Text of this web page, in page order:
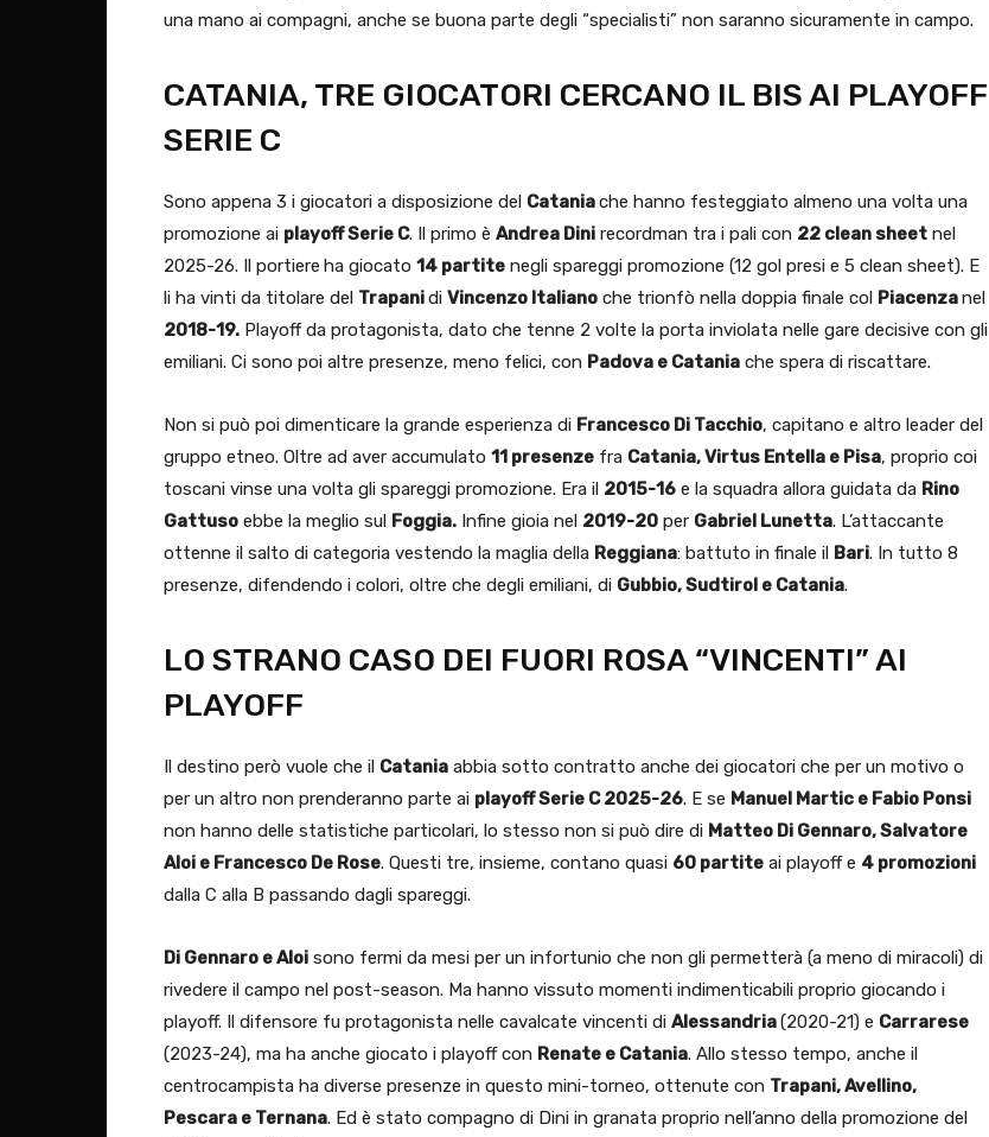
una mano ai compagni, anche se buona parte degli “specialisti” non saranno sicuramente in campo.
CATANIA, TRE GIOCATORI CERCANO IL BIS AI PLAYOFF
SERIE C
Sono appena 3 i giocatori a disposizione del Cataniache hanno festeggiato almeno una volta una
promozione ai playoff Serie C. Il primo è Andrea Dini recordman tra i pali con 22 clean sheet nel
2025-26. Il portiere ha giocato 14 partite negli spareggi promozione (12 gol presi e 5 clean sheet). E
li ha vinti da titolare del Trapanidi Vincenzo Italiano che trionfò nella doppia finale col Piacenzanel
2018-19. Playoff da protagonista, dato che tenne 2 volte la porta inviolata nelle gare decisive con gli
emiliani. Ci sono poi altre presenze, meno felici, con Padova e Catania che spera di riscattare.
Non si può poi dimenticare la grande esperienza di Francesco Di Tacchio, capitano e altro leader del
gruppo etneo. Oltre ad aver accumulato 11 presenze fra Catania, Virtus Entella e Pisa, proprio coi
toscani vinse una volta gli spareggi promozione. Era il 2015-16 e la squadra allora guidata da Rino
Gattuso ebbe la meglio sul Foggia. Infine gioia nel 2019-20 per Gabriel Lunetta. L’attaccante
ottenne il salto di categoria vestendo la maglia della Reggiana: battuto in finale il Bari. In tutto 8
presenze, difendendo i colori, oltre che degli emiliani, di Gubbio, Sudtirol e Catania.
LO STRANO CASO DEI FUORI ROSA “VINCENTI” AI
PLAYOFF
Il destino però vuole che il Catania abbia sotto contratto anche dei giocatori che per un motivo o
per un altro non prenderanno parte ai playoff Serie C 2025-26. E se Manuel Martic e Fabio Ponsi
non hanno delle statistiche particolari, lo stesso non si può dire di Matteo Di Gennaro, Salvatore
Aloi e Francesco De Rose. Questi tre, insieme, contano quasi 60 partite ai playoff e 4 promozioni
dalla C alla B passando dagli spareggi.
Di Gennaro e Aloi sono fermi da mesi per un infortunio che non gli permetterà (a meno di miracoli) di
rivedere il campo nel post-season. Ma hanno vissuto momenti indimenticabili proprio giocando i
playoff. Il difensore fu protagonista nelle cavalcate vincenti di Alessandria(2020-21) e Carrarese
(2023-24), ma ha anche giocato i playoff con Renate e Catania. Allo stesso tempo, anche il
centrocampista ha diverse presenze in questo mini-torneo, ottenute con Trapani, Avellino,
Pescara e Ternana. Ed è stato compagno di Dini in granata proprio nell’anno della promozione del